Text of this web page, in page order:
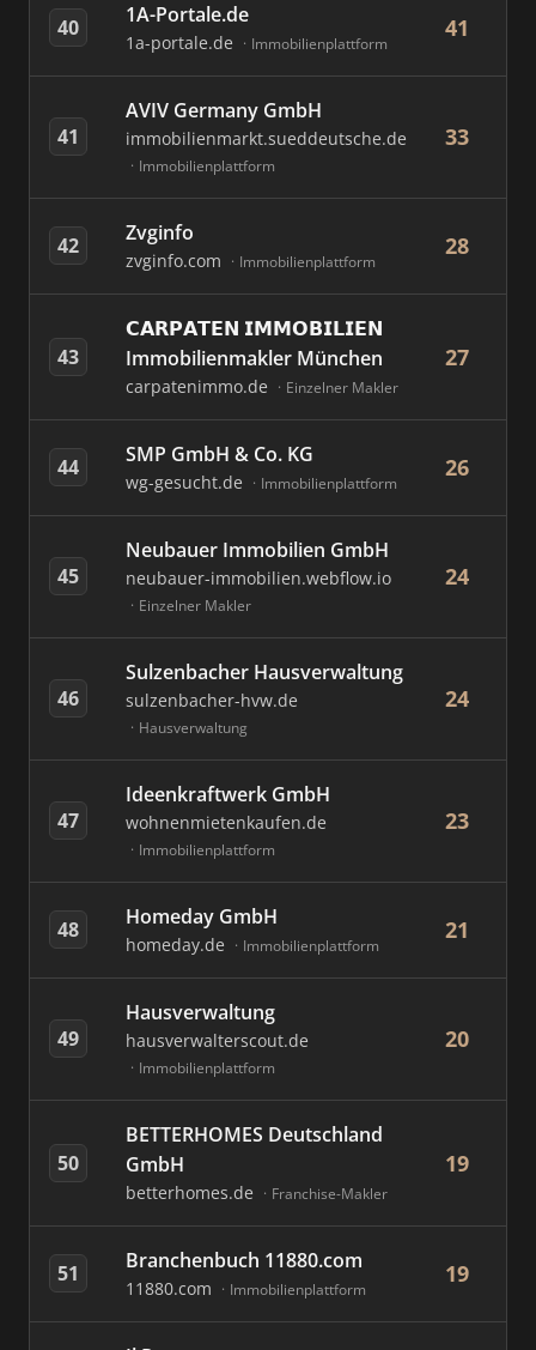
40 1A-Portale.de
1a-portale.de Immobilienplattform
41
41
AVIV Germany GmbH
immobilienmarkt.sueddeutsche.de
Immobilienplattform
33
42 Zvginfo
zvginfo.com Immobilienplattform
28
43
𝗖𝗔𝗥𝗣𝗔𝗧𝗘𝗡 𝗜𝗠𝗠𝗢𝗕𝗜𝗟𝗜𝗘𝗡
Immobilienmakler München
carpatenimmo.de Einzelner Makler
27
44 SMP GmbH & Co. KG
wg-gesucht.de Immobilienplattform
26
45
Neubauer Immobilien GmbH
neubauer-immobilien.webflow.io
Einzelner Makler
24
46
Sulzenbacher Hausverwaltung
sulzenbacher-hvw.de
Hausverwaltung
24
47
Ideenkraftwerk GmbH
wohnenmietenkaufen.de
Immobilienplattform
23
48 Homeday GmbH
homeday.de Immobilienplattform
21
49
Hausverwaltung
hausverwalterscout.de
Immobilienplattform
20
50
BETTERHOMES Deutschland
GmbH
betterhomes.de Franchise-Makler
19
51 Branchenbuch 11880.com
11880.com Immobilienplattform
19